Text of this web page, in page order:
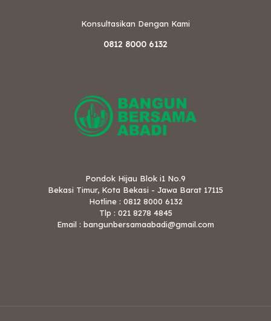
Konsultasikan Dengan Kami
0812 8000 6132
Pondok Hijau Blok i1 No.9
Bekasi Timur, Kota Bekasi - Jawa Barat 17115
Hotline : 0812 8000 6132
Tlp : 021 8278 4845
Email : bangunbersamaabadi@gmail.com